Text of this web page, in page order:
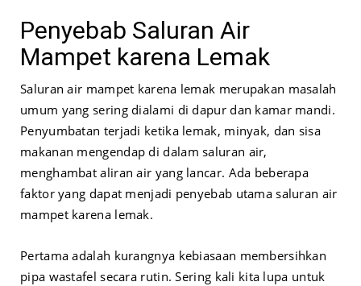
Penyebab Saluran Air
Mampet karena Lemak
Saluran air mampet karena lemak merupakan masalah
umum yang sering dialami di dapur dan kamar mandi.
Penyumbatan terjadi ketika lemak, minyak, dan sisa
makanan mengendap di dalam saluran air,
menghambat aliran air yang lancar. Ada beberapa
faktor yang dapat menjadi penyebab utama saluran air
mampet karena lemak.
Pertama adalah kurangnya kebiasaan membersihkan
pipa wastafel secara rutin. Sering kali kita lupa untuk